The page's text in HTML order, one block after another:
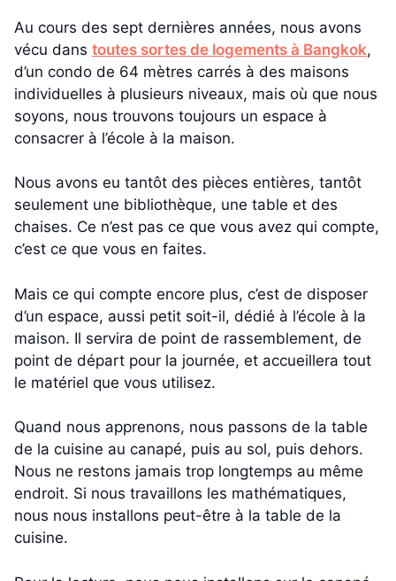
Au cours des sept dernières années, nous avons
vécu dans toutes sortes de logements à Bangkok,
d’un condo de 64 mètres carrés à des maisons
individuelles à plusieurs niveaux, mais où que nous
soyons, nous trouvons toujours un espace à
consacrer à l’école à la maison.
Nous avons eu tantôt des pièces entières, tantôt
seulement une bibliothèque, une table et des
chaises. Ce n’est pas ce que vous avez qui compte,
c’est ce que vous en faites.
Mais ce qui compte encore plus, c’est de disposer
d’un espace, aussi petit soit-il, dédié à l’école à la
maison. Il servira de point de rassemblement, de
point de départ pour la journée, et accueillera tout
le matériel que vous utilisez.
Quand nous apprenons, nous passons de la table
de la cuisine au canapé, puis au sol, puis dehors.
Nous ne restons jamais trop longtemps au même
endroit. Si nous travaillons les mathématiques,
nous nous installons peut-être à la table de la
cuisine.